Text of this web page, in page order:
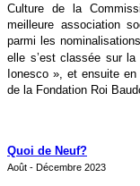
Culture de la
meilleure association
parmi les
elle s’est classée sur la
Ionesco », et ensuite
de la Fondation Roi
Quoi de Neuf?
Août - Décembre 2023